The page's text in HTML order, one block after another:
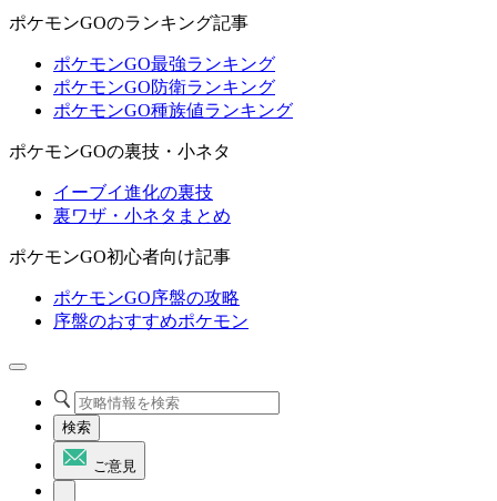
ポケモンGOのランキング記事
ポケモンGO最強ランキング
ポケモンGO防衛ランキング
ポケモンGO種族値ランキング
ポケモンGOの裏技・小ネタ
イーブイ進化の裏技
裏ワザ・小ネタまとめ
ポケモンGO初心者向け記事
ポケモンGO序盤の攻略
序盤のおすすめポケモン
検索
ご意見